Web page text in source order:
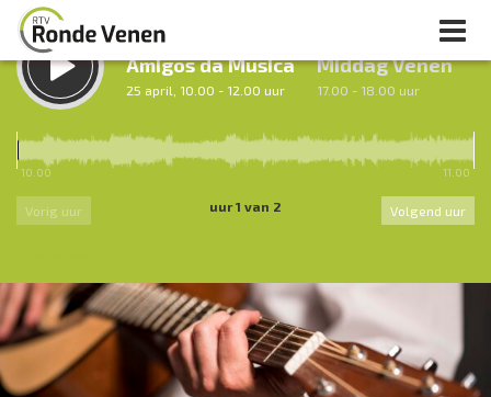
LUISTER TERUG:
Amigos da Musica
25 april, 10.00 - 12.00 uur
Middag Venen
17.00 - 18.00 uur
10.00 11.00
Vorig uur uur 1 van 2 Volgend uur